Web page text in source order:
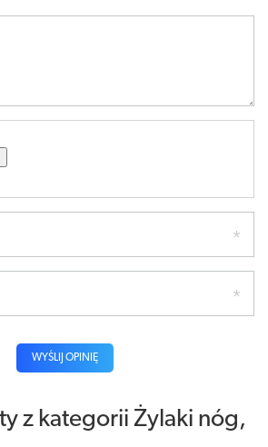
WYŚLIJ OPINIĘ
z kategorii Żylaki nóg,